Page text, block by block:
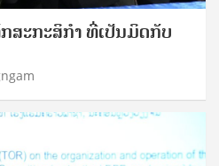
ສະກະສິກຳ ທີ່ເປັນມິດກັບ